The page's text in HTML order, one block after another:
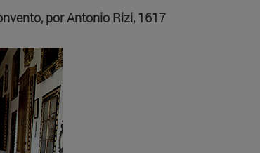
por Antonio Rizi, 1617